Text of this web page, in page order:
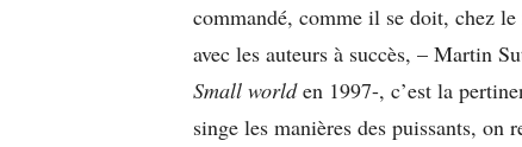
commandé, comme il se doit, chez
avec les auteurs à succès, – Martin
Small worlden 1997-, c’est la
singe les manières des puissants, on